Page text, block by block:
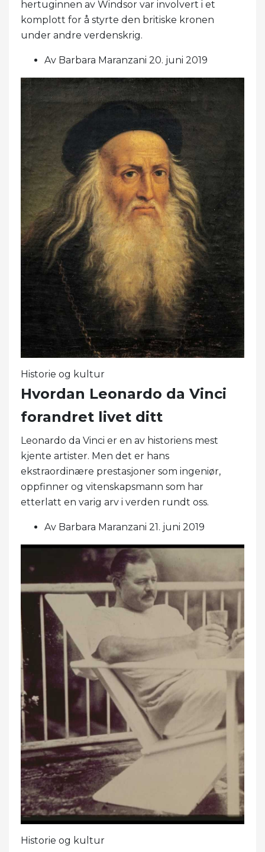
hertuginnen av Windsor var involvert i et
komplott for å styrte den britiske kronen
under andre verdenskrig.
Av Barbara Maranzani 20. juni 2019
Historie og kultur
Hvordan Leonardo da Vinci
forandret livet ditt
Leonardo da Vinci er en av historiens mest
kjente artister. Men det er hans
ekstraordinære prestasjoner som ingeniør,
oppfinner og vitenskapsmann som har
etterlatt en varig arv i verden rundt oss.
Av Barbara Maranzani 21. juni 2019
Historie og kultur